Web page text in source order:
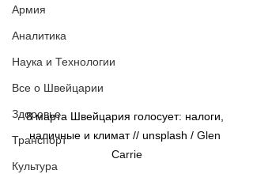
Армия
Аналитика
Наука и Технологии
Все о Швейцарии
Здоровье
Транспорт
Культура
8 марта Швейцария голосует: налоги,
наличные и климат // unsplash / Glen
Carrie